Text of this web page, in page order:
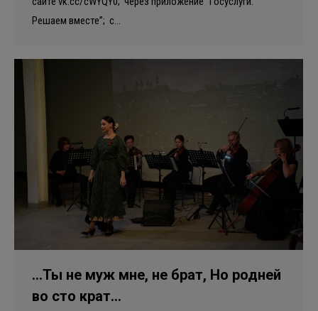
Решаем вместе”; с…
…Ты не муж мне, не брат, Но родней
во сто крат…